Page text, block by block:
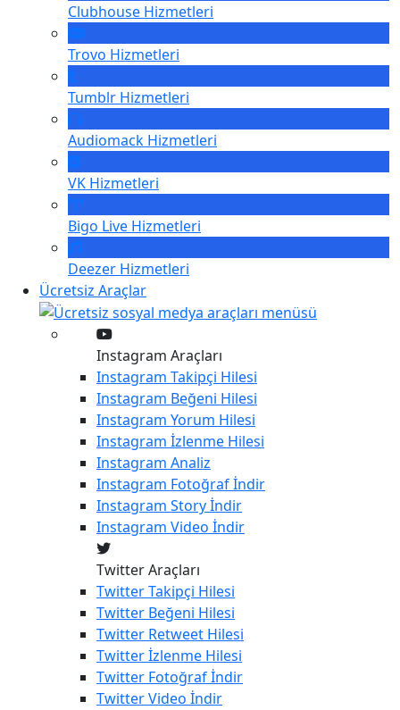
Clubhouse Hizmetleri
Trovo Hizmetleri
Tumblr Hizmetleri
Audiomack Hizmetleri
VK Hizmetleri
Bigo Live Hizmetleri
Deezer Hizmetleri
Ücretsiz Araçlar
Instagram Araçları
Instagram Takipçi Hilesi
Instagram Beğeni Hilesi
Instagram Yorum Hilesi
Instagram İzlenme Hilesi
Instagram Analiz
Instagram Fotoğraf İndir
Instagram Story İndir
Instagram Video İndir
Twitter Araçları
TwitterTakipçi Hilesi
Twitter Beğeni Hilesi
Twitter Retweet Hilesi
Twitterİzlenme Hilesi
Twitter Fotoğraf İndir
TwitterVideo İndir